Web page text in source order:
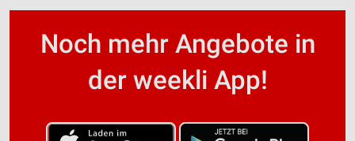
Noch mehr Angebote in
der weekli App!